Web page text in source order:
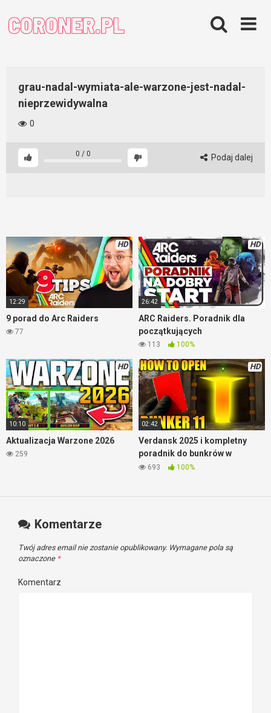
content
grau-nadal-wymiata-ale-warzone-jest-nadal-
nieprzewidywalna
0
0 / 0 Podaj dalej
HD
12:29
9 porad do Arc Raiders
77
HD
26:42
ARC Raiders. Poradnik dla
początkujących
113 100%
HD
10:10
Aktualizacja Warzone 2026
259
HD
02:42
Verdansk 2025 i kompletny
poradnik do bunkrów w
Warzone
693 100%
Komentarze
Twój adres email nie zostanie opublikowany. Wymagane pola są
oznaczone *
Komentarz